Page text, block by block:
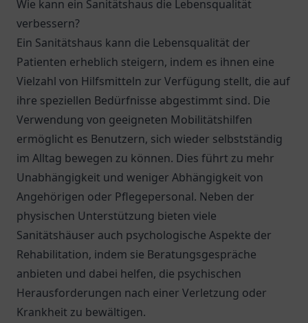
Wie kann ein Sanitätshaus die Lebensqualität
verbessern?
Ein Sanitätshaus kann die Lebensqualität der
Patienten erheblich steigern, indem es ihnen eine
Vielzahl von Hilfsmitteln zur Verfügung stellt, die auf
ihre speziellen Bedürfnisse abgestimmt sind. Die
Verwendung von geeigneten Mobilitätshilfen
ermöglicht es Benutzern, sich wieder selbstständig
im Alltag bewegen zu können. Dies führt zu mehr
Unabhängigkeit und weniger Abhängigkeit von
Angehörigen oder Pflegepersonal. Neben der
physischen Unterstützung bieten viele
Sanitätshäuser auch psychologische Aspekte der
Rehabilitation, indem sie Beratungsgespräche
anbieten und dabei helfen, die psychischen
Herausforderungen nach einer Verletzung oder
Krankheit zu bewältigen.